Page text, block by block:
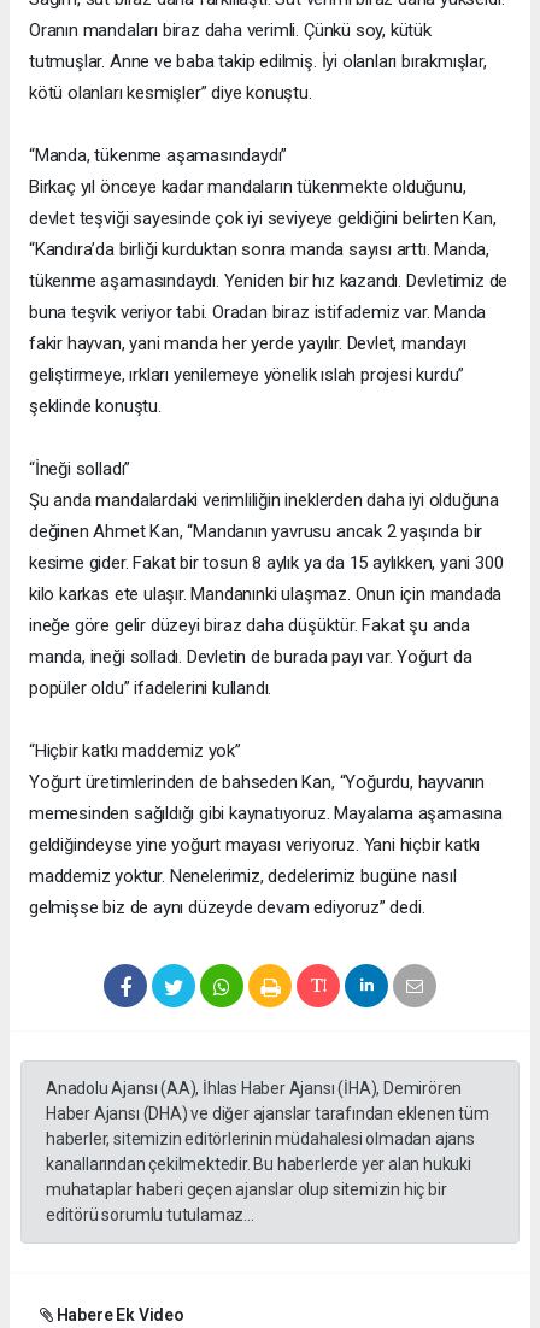
Oranın mandaları biraz daha verimli. Çünkü soy, kütük
tutmuşlar. Anne ve baba takip edilmiş. İyi olanları bırakmışlar,
kötü olanları kesmişler” diye konuştu.
“Manda, tükenme aşamasındaydı”
Birkaç yıl önceye kadar mandaların tükenmekte olduğunu,
devlet teşviği sayesinde çok iyi seviyeye geldiğini belirten Kan,
“Kandıra’da birliği kurduktan sonra manda sayısı arttı. Manda,
tükenme aşamasındaydı. Yeniden bir hız kazandı. Devletimiz de
buna teşvik veriyor tabi. Oradan biraz istifademiz var. Manda
fakir hayvan, yani manda her yerde yayılır. Devlet, mandayı
geliştirmeye, ırkları yenilemeye yönelik ıslah projesi kurdu”
şeklinde konuştu.
“İneği solladı”
Şu anda mandalardaki verimliliğin ineklerden daha iyi olduğuna
değinen Ahmet Kan, “Mandanın yavrusu ancak 2 yaşında bir
kesime gider. Fakat bir tosun 8 aylık ya da 15 aylıkken, yani 300
kilo karkas ete ulaşır. Mandanınki ulaşmaz. Onun için mandada
ineğe göre gelir düzeyi biraz daha düşüktür. Fakat şu anda
manda, ineği solladı. Devletin de burada payı var. Yoğurt da
popüler oldu” ifadelerini kullandı.
“Hiçbir katkı maddemiz yok”
Yoğurt üretimlerinden de bahseden Kan, “Yoğurdu, hayvanın
memesinden sağıldığı gibi kaynatıyoruz. Mayalama aşamasına
geldiğindeyse yine yoğurt mayası veriyoruz. Yani hiçbir katkı
maddemiz yoktur. Nenelerimiz, dedelerimiz bugüne nasıl
gelmişse biz de aynı düzeyde devam ediyoruz” dedi.
Anadolu Ajansı (AA), İhlas Haber Ajansı (İHA), Demirören
Haber Ajansı (DHA) ve diğer ajanslar tarafından eklenen tüm
haberler, sitemizin editörlerinin müdahalesi olmadan ajans
kanallarından çekilmektedir. Bu haberlerde yer alan hukuki
muhataplar haberi geçen ajanslar olup sitemizin hiç bir
editörü sorumlu tutulamaz...
Habere Ek Video